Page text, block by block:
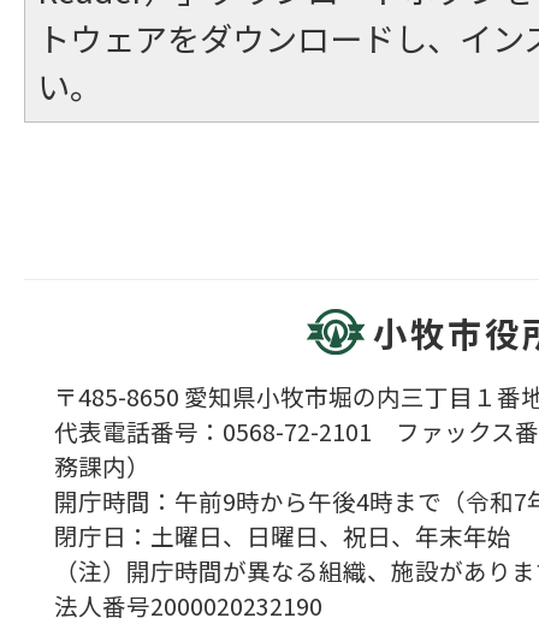
トウェアをダウンロードし、イ
い。
小牧市役
〒485-8650 愛知県小牧市堀の内三丁目１番
代表電話番号：0568-72-2101 ファックス
務課内）
開庁時間：午前9時から午後4時まで（令
閉庁日：土曜日、日曜日、祝日、年末年始
（注）開庁時間が異なる組織、施設があり
法人番号2000020232190